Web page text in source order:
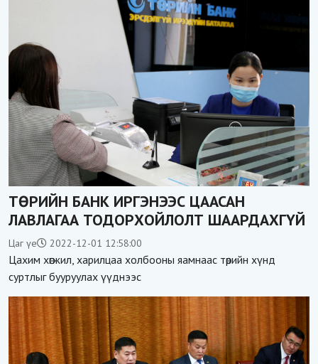
ТӨРИЙН БАНК ИРГЭНЭЭС ЦААСАН
ЛАВЛАГАА ТОДОРХОЙЛОЛТ ШААРДАХГҮЙ
Цаг үе 2022-12-01 12:58:00
Цахим хөгжил, харилцаа холбооны яамнаас төрийн хүнд
суртлыг бууруулах үүднээс